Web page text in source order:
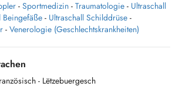
- Sportmedizin - Traumatologie - Ultraschall
Beingefäße- Ultraschall Schilddrüse -
- Venerologie (Geschlechtskrankheiten)
- Lëtzebuergesch